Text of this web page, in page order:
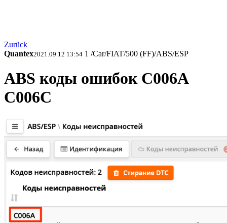
Zurück
Quantex2021.09.12 13:54 1 /Car/FIAT/500 (FF)/ABS/ESP
ABS коды ошибок C006A
C006C